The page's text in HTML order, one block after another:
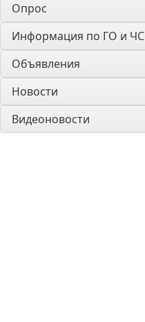
Опрос
Информация по ГО и ЧС
Объявления
Новости
Видеоновости